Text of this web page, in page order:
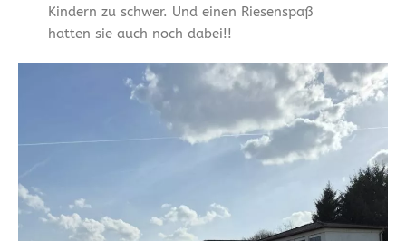
Kindern zu schwer. Und einen Riesenspaß
hatten sie auch noch dabei!!